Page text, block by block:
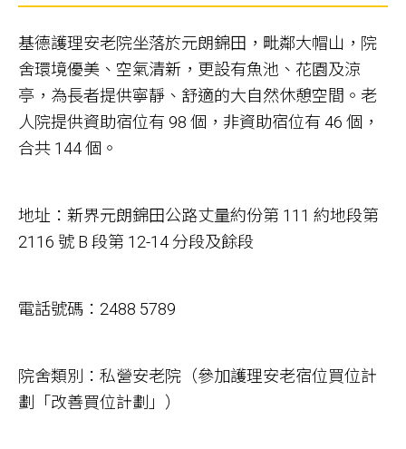
基德護理安老院坐落於元朗錦田，毗鄰大帽山，院
舍環境優美、空氣清新，更設有魚池、花園及涼
亭，為長者提供寧靜、舒適的大自然休憩空間。老
人院提供資助宿位有 98 個，非資助宿位有 46 個，
合共 144 個。
地址：新界元朗錦田公路丈量約份第 111 約地段第
2116 號 B 段第 12-14 分段及餘段
電話號碼：2488 5789
院舍類別：私營安老院（參加護理安老宿位買位計
劃「改善買位計劃」）